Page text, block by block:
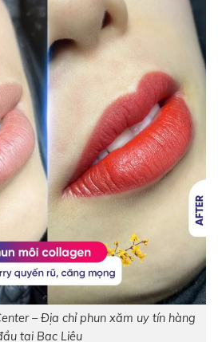
– Địa chỉ phun xăm uy tín hàng
tại Bạc Liêu